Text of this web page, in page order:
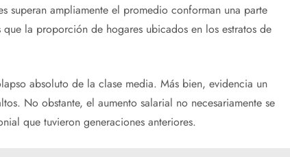
superan ampliamente el promedio conforman una parte
la proporción de hogares ubicados en los estratos de
absoluto de la clase media. Más bien, evidencia un
No obstante, el aumento salarial no necesariamente se
que tuvieron generaciones anteriores.